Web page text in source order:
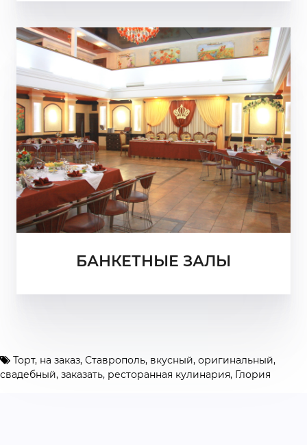
БАНКЕТНЫЕ ЗАЛЫ
Торт, на заказ, Ставрополь, вкусный, оригинальный,
свадебный, заказать, ресторанная кулинария, Глория